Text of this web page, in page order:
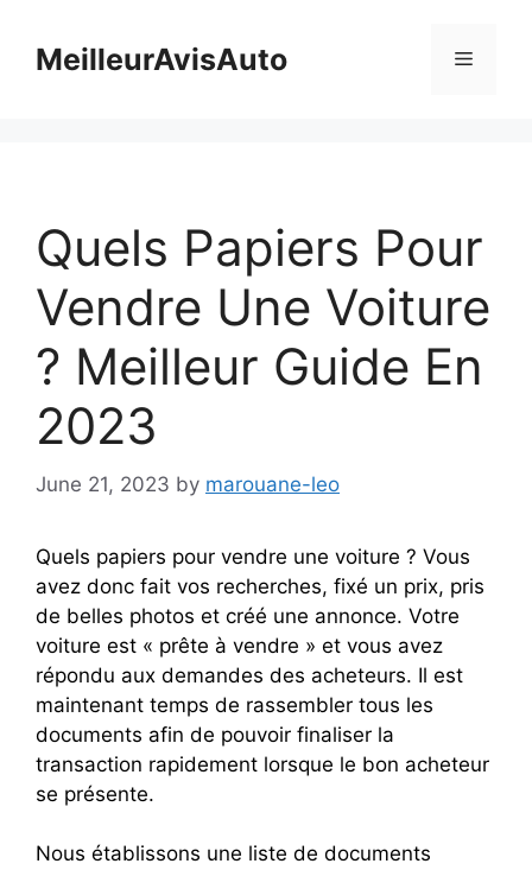
contentMeilleurAvisAuto Menu
Quels Papiers Pour
Vendre Une Voiture
? Meilleur Guide En
2023
June 21, 2023 by marouane-leo
Quels papiers pour vendre une voiture ? Vous
avez donc fait vos recherches, fixé un prix, pris
de belles photos et créé une annonce. Votre
voiture est « prête à vendre » et vous avez
répondu aux demandes des acheteurs. Il est
maintenant temps de rassembler tous les
documents afin de pouvoir finaliser la
transaction rapidement lorsque le bon acheteur
se présente.
Nous établissons une liste de documents